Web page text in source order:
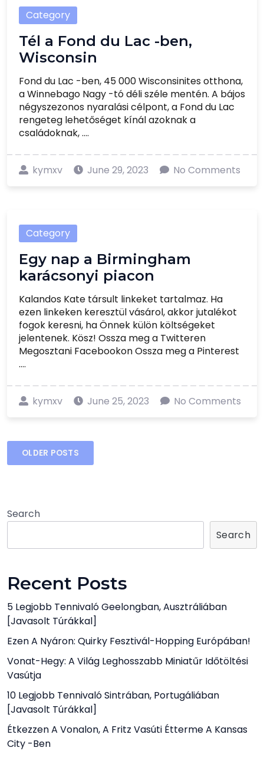
Category
Tél a Fond du Lac -ben,
Wisconsin
Fond du Lac -ben, 45 000 Wisconsinites otthona,
a Winnebago Nagy -tó déli széle mentén. A bájos
négyszezonos nyaralási célpont, a Fond du Lac
rengeteg lehetőséget kínál azoknak a
családoknak, ....
kymxv June 29, 2023 No Comments
Category
Egy nap a Birmingham
karácsonyi piacon
Kalandos Kate társult linkeket tartalmaz. Ha
ezen linkeken keresztül vásárol, akkor jutalékot
fogok keresni, ha Önnek külön költségeket
jelentenek. Kösz! Ossza meg a Twitteren
Megosztani Facebookon Ossza meg a Pinterest
....
kymxv June 25, 2023 No Comments
Posts
OLDER POSTS
Search
Search
Recent Posts
5 Legjobb Tennivaló Geelongban, Ausztráliában
[javasolt Túrákkal]
Ezen A Nyáron: Quirky Fesztivál-Hopping Európában!
Vonat-Hegy: A Világ Leghosszabb Miniatűr Időtöltési
Vasútja
10 Legjobb Tennivaló Sintrában, Portugáliában
[javasolt Túrákkal]
Étkezzen A Vonalon, A Fritz Vasúti Étterme A Kansas
City -ben